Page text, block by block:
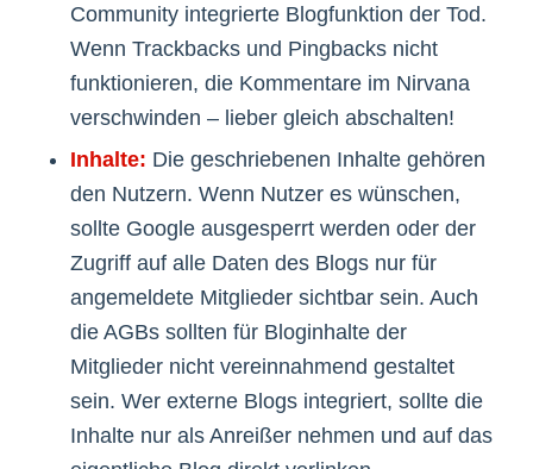
Community integrierte Blogfunktion der Tod.
Wenn Trackbacks und Pingbacks nicht
funktionieren, die Kommentare im Nirvana
verschwinden – lieber gleich abschalten!
Inhalte: Die geschriebenen Inhalte gehören
den Nutzern. Wenn Nutzer es wünschen,
sollte Google ausgesperrt werden oder der
Zugriff auf alle Daten des Blogs nur für
angemeldete Mitglieder sichtbar sein. Auch
die AGBs sollten für Bloginhalte der
Mitglieder nicht vereinnahmend gestaltet
sein. Wer externe Blogs integriert, sollte die
Inhalte nur als Anreißer nehmen und auf das